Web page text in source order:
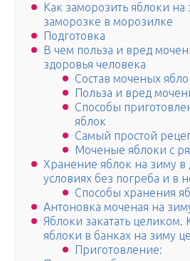
Как заморозить яблоки на
заморозке в морозилке
Подготовка
В чем польза и вред
здоровья человека
Состав моченых
Польза и вред
Способы
яблок
Самый простой
Моченые яблоки с
Хранение яблок на зиму
условиях без погреба и в
Способы хранения
Антоновка моченая на
Яблоки закатать целиком.
яблоки в банках на зиму
Приготовление: